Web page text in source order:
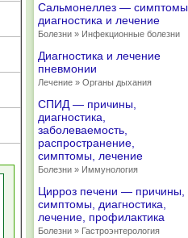
Сальмонеллез — симптомы,
диагностика и лечение
Болезни » Инфекционные болезни
Диагностика и лечение
пневмонии
Лечение » Органы дыхания
СПИД — причины,
диагностика,
заболеваемость,
распространение,
симптомы, лечение
Болезни » Иммунология
Цирроз печени — причины,
симптомы, диагностика,
лечение, профилактика
Болезни » Гастроэнтерология